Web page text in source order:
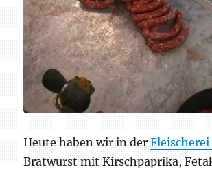
Heute haben wir in der
Bratwurst mit Kirschpaprika,